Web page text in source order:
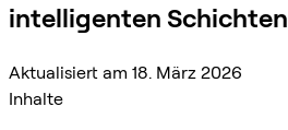
intelligenten Schichten
Aktualisiert am 18. März 2026
Inhalte